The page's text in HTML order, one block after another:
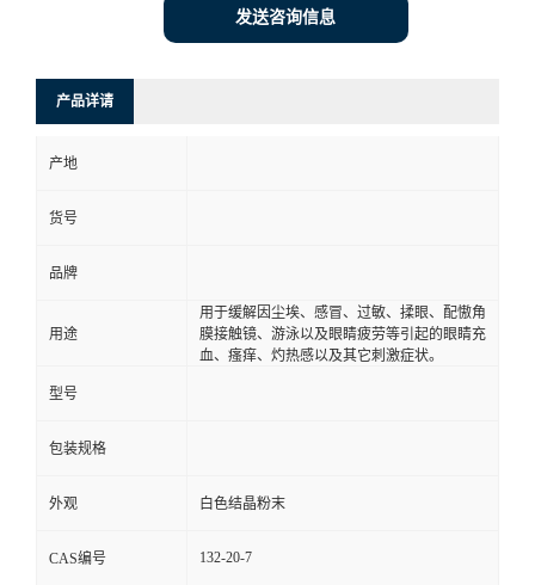
发送咨询信息
产品详请
产地
货号
品牌
用途
用于缓解因尘埃、感冒、过敏、揉眼、配慠角
膜接触镜、游泳以及眼睛疲劳等引起的眼睛充
血、瘙痒、灼热感以及其它刺激症状。
型号
包装规格
外观 白色结晶粉末
CAS编号 132-20-7